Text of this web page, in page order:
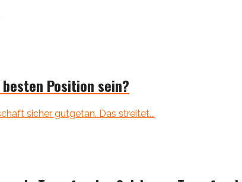
Position sein?
sicher gutgetan. Das streitet...